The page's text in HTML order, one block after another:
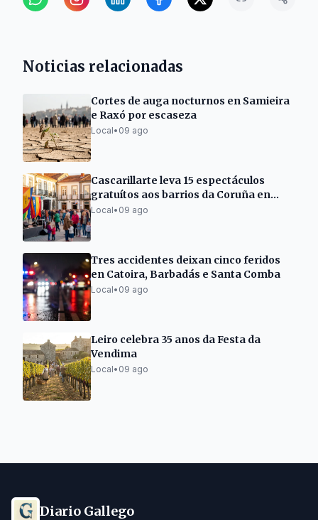
Noticias relacionadas
Cortes de auga nocturnos en Samieira
e Raxó por escaseza
Local• 09 ago
Cascarillarte leva 15 espectáculos
gratuítos aos barrios da Coruña en
agosto
Local• 09 ago
Tres accidentes deixan cinco feridos
en Catoira, Barbadás e Santa Comba
Local• 09 ago
Leiro celebra 35 anos da Festa da
Vendima
Local• 09 ago
Diario Gallego